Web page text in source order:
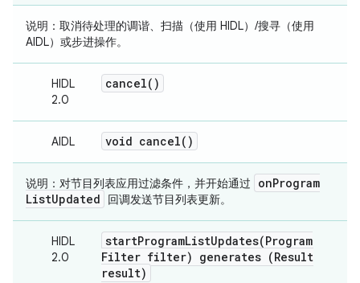
说明： 取消待处理的调谐、扫描（使用 HIDL）/搜寻（使用
AIDL）或步进操作。
HIDL
2.0
cancel( )
AIDL void cancel( )
说明： 对节目列表应用过滤条件，并开始通过 onProgram
ListUpdated 回调发送节目列表更新。
HIDL
2.0
startProgramListUpdates(Program
Filter filter) generates (Result
result)